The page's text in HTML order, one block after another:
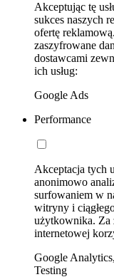
Akceptując tę
sukces naszych
ofertę
zaszyfrowane
dostawcami
ich usług:
Google Ads
Performance
Akceptacja tych
anonimowo
surfowaniem w
witryny i
użytkownika. Za
internetowej
Google
Testing